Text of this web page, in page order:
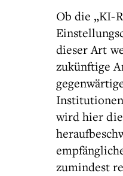
Ob die „KI-
dieser Art
zukünftige
wird hier
zumindest